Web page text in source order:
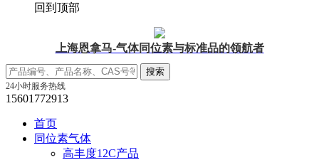
回到顶部
上海恩拿马-气体同位素与标准品的领航者
24小时服务热线
15601772913
首页
同位素气体
高丰度12C产品